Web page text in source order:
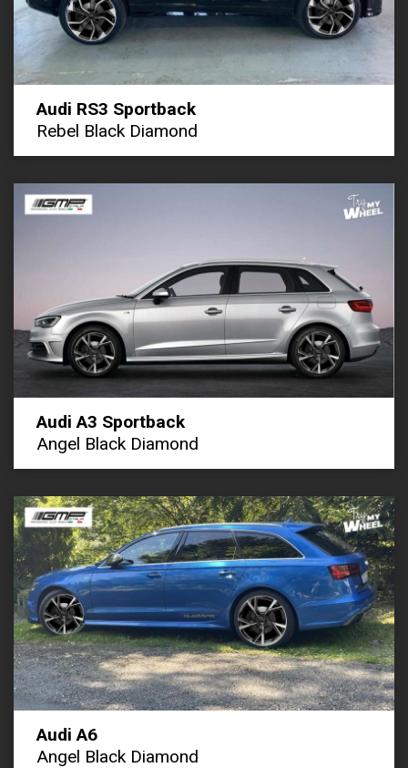
Audi RS3 Sportback
Rebel Black Diamond
Audi A3 Sportback
Angel Black Diamond
Audi A6
Angel Black Diamond